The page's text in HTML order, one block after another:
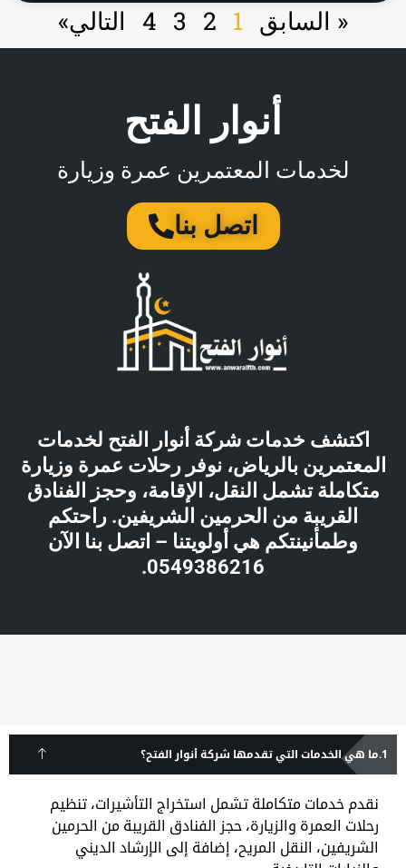
« السابق 1
2
3
4 التالي»
أنوار الفتح
لخدمات المعتمرين عمرة وزيارة
اتصل بنا
اكتشف خدمات شركة أنوار الفتح لخدمات
المعتمرين بالرياض، نوفر رحلات عمرة وزيارة
متكاملة تشمل النقل، الإقامة، وحجز الفنادق
القريبة من الحرمين الشريفين. راحتكم
وطمأنينتكم هي أولويتنا – اتصل بنا الآن
0549386216.
ما هي الخدمات التي تقدمها شركة أنوار الفتح؟
نقدم خدمات متكاملة تشمل استخراج التأشيرات، تنظيم
رحلات العمرة والزيارة، حجز الفنادق القريبة من الحرمين
الشريفين، النقل المريح، إضافة إلى الإرشاد الديني